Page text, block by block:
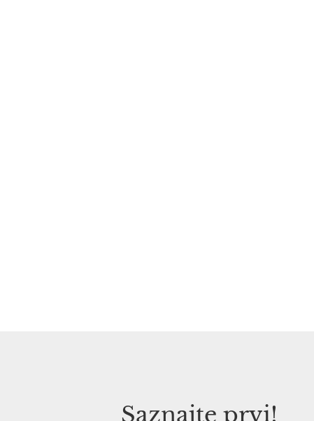
Saznajte prvi!